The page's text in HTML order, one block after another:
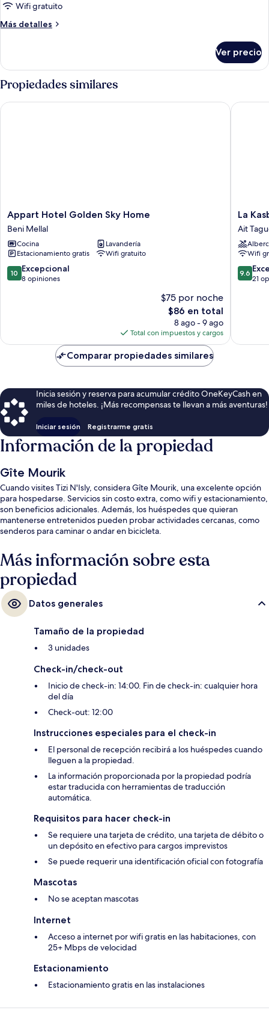
Habitación
Wifi gratuito
Más detalles
Más
Ver precio
Propiedades similares
Appart
Hotel
Golden
Sky
Home
Beni
Mellal
Appart Hotel Golden Sky Home
Beni Mellal
Cocina
Lavandería
Estacionamiento gratis
Wifi gratuito
10.0
de
10 Excepcional
8 opiniones
$75 por noche
El
precio
actual
es
de
$86
$86 en total
8 ago - 9 ago
Total con impuestos y cargos
Appart Hotel Golden Sky Home
La
Kasbah
Ait
Taguella
La
Ait
Wifi
9.6
de
9.6
21
La
Comparar propiedades similares
Inicia sesión y reserva para acumular crédito OneKeyCash en
miles de hoteles. ¡Más recompensas te llevan a más aventuras!
Iniciar sesión Registrarme gratis
Información de la propiedad
Gîte Mourik
Cuando visites Tizi N'Isly, considera Gîte Mourik, una excelente opción
para hospedarse. Servicios sin costo extra, como wifi y estacionamiento,
son beneficios adicionales. Además, los huéspedes que quieran
mantenerse entretenidos pueden probar actividades cercanas, como
senderos para caminar o andar en bicicleta.
Más información sobre esta
propiedad
Datos generales
Tamaño de la propiedad
3 unidades
Check-in/check-out
Inicio de check-in: 14:00. Fin de check-in: cualquier hora
del día
Check-out: 12:00
Instrucciones especiales para el check-in
El personal de recepción recibirá a los huéspedes cuando
lleguen a la propiedad.
La información proporcionada por la propiedad podría
estar traducida con herramientas de traducción
automática.
Requisitos para hacer check-in
Se requiere una tarjeta de crédito, una tarjeta de débito o
un depósito en efectivo para cargos imprevistos
Se puede requerir una identificación oficial con fotografía
Mascotas
No se aceptan mascotas
Internet
Acceso a internet por wifi gratis en las habitaciones, con
25+ Mbps de velocidad
Estacionamiento
Estacionamiento gratis en las instalaciones